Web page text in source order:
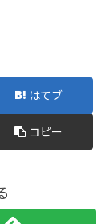
はてブ
コピー